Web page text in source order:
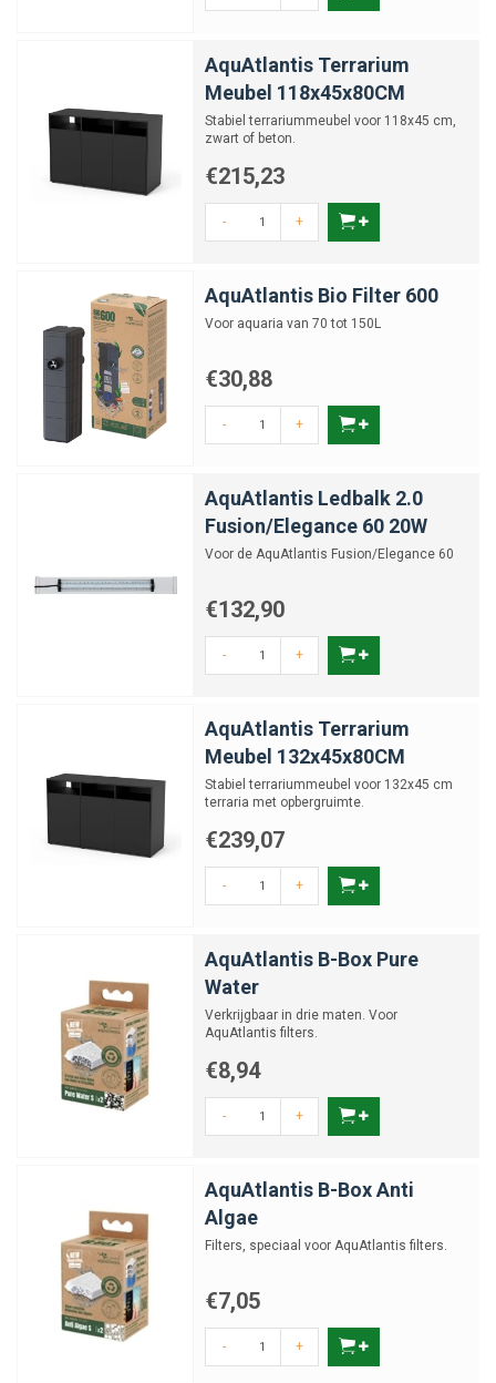
AquAtlantis Terrarium
Meubel 118x45x80CM
Stabiel terrariummeubel voor 118x45 cm,
zwart of beton.
€215,23
- +
AquAtlantis Bio Filter 600
Voor aquaria van 70 tot 150L
€30,88
- +
AquAtlantis Ledbalk 2.0
Fusion/Elegance 60 20W
Voor de AquAtlantis Fusion/Elegance 60
€132,90
- +
AquAtlantis Terrarium
Meubel 132x45x80CM
Stabiel terrariummeubel voor 132x45 cm
terraria met opbergruimte.
€239,07
- +
AquAtlantis B-Box Pure
Water
Verkrijgbaar in drie maten. Voor
AquAtlantis filters.
€8,94
- +
AquAtlantis B-Box Anti
Algae
Filters, speciaal voor AquAtlantis filters.
€7,05
- +